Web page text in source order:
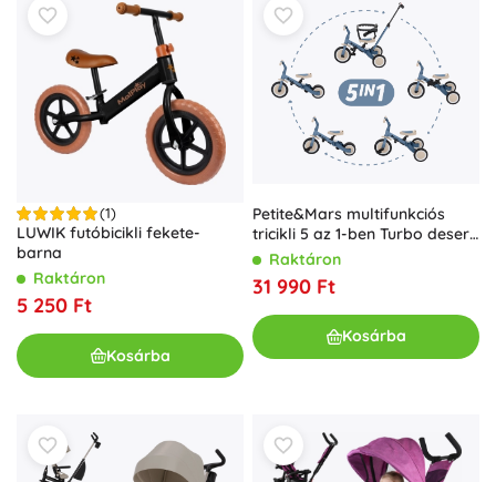
(1)
LUWIK futóbicikli fekete-
barna
Raktáron
5 250 Ft
Kosárba
Petite&Mars multifunkciós
tricikli 5 az 1-ben Turbo desert
sandRaktáron
31 990 Ft
Kosárba